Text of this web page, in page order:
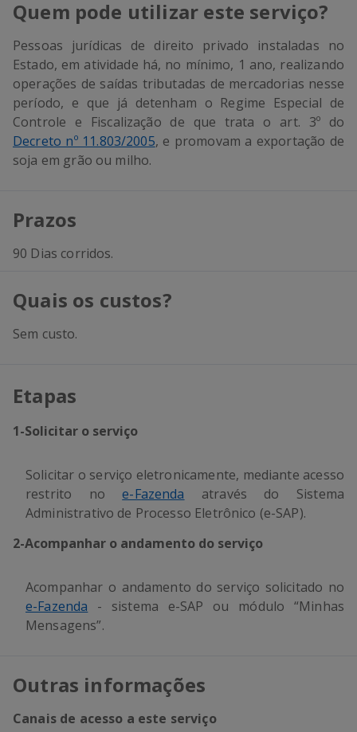
Quem pode utilizar este serviço?
Pessoas jurídicas de direito privado instaladas no
Estado, em atividade há, no mínimo, 1 ano, realizando
operações de saídas tributadas de mercadorias nesse
período, e que já detenham o Regime Especial de
Controle e Fiscalização de que trata o art. 3º do
Decreto nº 11.803/2005, e promovam a exportação de
soja em grão ou milho.
Prazos
90 Dias corridos.
Quais os custos?
Sem custo.
Etapas
1-Solicitar o serviço
Solicitar o serviço eletronicamente, mediante acesso
restrito noe-Fazenda através do Sistema
Administrativo de Processo Eletrônico (e-SAP).
2-Acompanhar o andamento do serviço
Acompanhar o andamento do serviço solicitado no
e-Fazenda - sistema e-SAP ou módulo “Minhas
Mensagens”.
Outras informações
Canais de acesso a este serviço